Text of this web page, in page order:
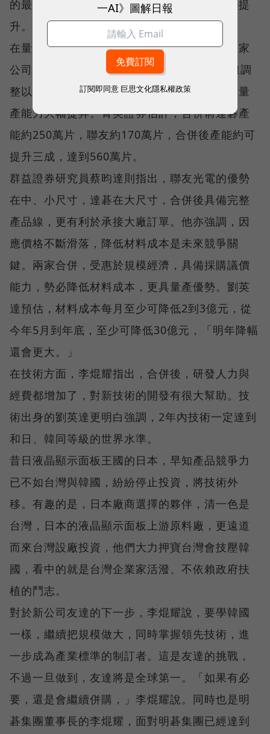
的最大效益，正是量產能力與技術水準的同步提
升。
在量產能力方面，達碁董事長李焜耀指出，兩家
公司合併後，共有4座大廠和2座小廠，產品線調
整以後，產能絕對超過兩家現有產能的總和，量
產能力大幅提昇。菁英證券估計，合併前達碁產
能約250萬片，聯友約170萬片，合併後產能約可
提升三成，達到560萬片。
群益證券研究員蔡昀達則指出，聯友光電的優勢
在中、小尺寸，達碁在大尺寸，合併後具備完整
產品線，更有利於承接大廠訂單。他亦強調，因
應價格不斷滑落，降低材料成本是未來競爭關
鍵。兩家合併，受惠於規模經濟，具備採購議價
能力，勢必降低材料成本，更具量產優勢。劉英
達預估，材料成本每月至少可降低2到3億元，從
今年5月到年底，至少可降低30億元，「明年降幅
還會更大。」
在技術方面，李焜耀指出，合併後，研發人力與
經費都增加了，對新技術的開發有很大幫助。技
術出身的劉英達更明白強調，2年內技術一定達到
和日、韓同等級的世界水準。
昔日液晶顯示面板王國的日本，早知產品競爭力
已不如台灣與韓國，紛紛停止投資，將技術外
移。有趣的是，日本廠商選擇的夥伴，清一色是
台灣，日本的液晶顯示面板上游原料廠，更遠道
而來台灣設廠投資，他們大力押寶台灣會技壓韓
國，看中的就是台灣企業家活潑、不依賴政府扶
植的鬥志。
對於新公司友達的下一步，李焜耀說，要學韓國
一樣，繼續把規模做大，同時掌握領先技術，進
一步成為產業標準的制訂者。這是友達的挑戰，
不過一旦做到，友達將是全球第一。「如果有必
要，還是會繼續併購，」李焜耀說。同時也是明
碁集團董事長的李焜耀，面對明碁集團已經達到
一AI》圖解日報
訂閱即同意 巨思文化隱私權政策